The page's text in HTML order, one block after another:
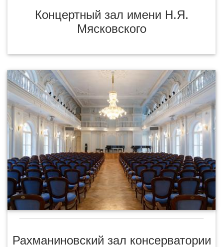
Концертный зал имени Н.Я.
Мясковского
Рахманиновский зал консерватории